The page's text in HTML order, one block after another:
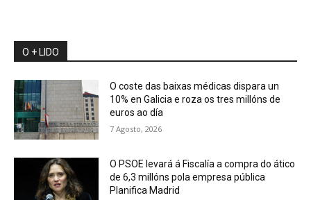
O + LIDO
O coste das baixas médicas dispara un
10% en Galicia e roza os tres millóns de
euros ao día
7 Agosto, 2026
O PSOE levará á Fiscalía a compra do ático
de 6,3 millóns pola empresa pública
Planifica Madrid